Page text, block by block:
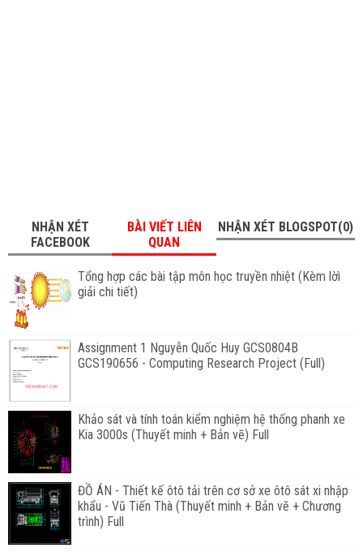
NHẬN XÉT
FACEBOOK
BÀI VIẾT LIÊN
QUAN
NHẬN XÉT BLOGSPOT(0)
Tổng hợp các bài tập môn học truyền nhiệt (Kèm lờì
giải chi tiết)
Assignment 1 Nguyễn Quốc Huy GCS0804B
GCS190656 - Computing Research Project (Full)
Khảo sát và tính toán kiểm nghiệm hệ thống phanh xe
Kia 3000s (Thuyết minh + Bản vẽ) Full
ĐỒ ÁN - Thiết kế ôtô tải trên cơ sở xe ôtô sát xi nhập
khẩu - Vũ Tiến Thà (Thuyết minh + Bản vẽ + Chương
trình) Full